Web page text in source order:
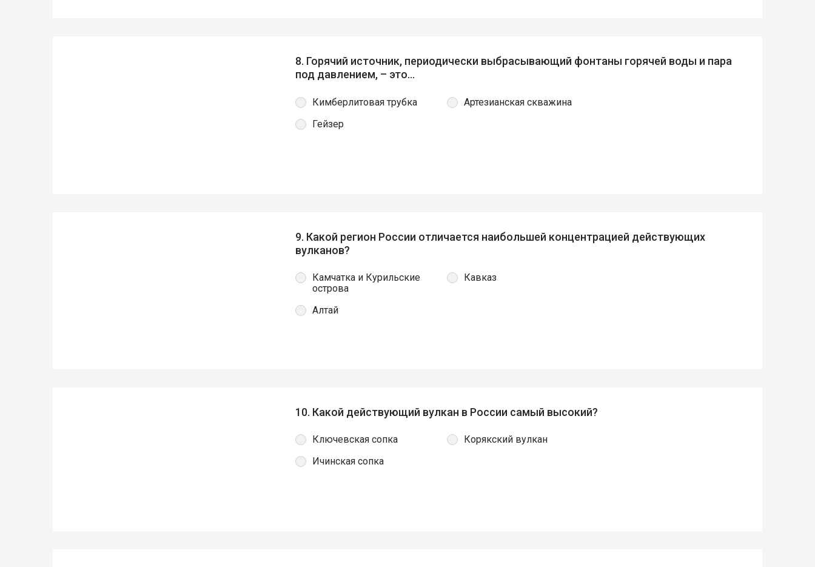
8. Горячий источник, периодически выбрасывающий фонтаны горячей воды и пара
под давлением, – это…
Кимберлитовая трубка
Гейзер
Артезианская скважина
9. Какой регион России отличается наибольшей концентрацией действующих
вулканов?
Камчатка и Курильские
острова
Алтай
Кавказ
10. Какой действующий вулкан в России самый высокий?
Ключевская сопка
Ичинская сопка
Корякский вулкан